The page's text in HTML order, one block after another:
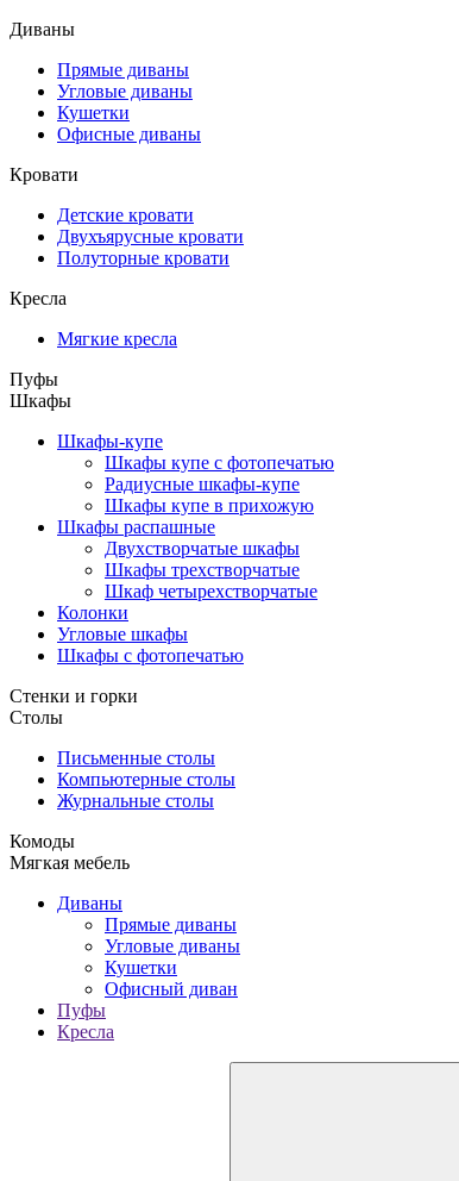
Диваны
Прямые диваны
Угловые диваны
Кушетки
Офисные диваны
Кровати
Детские кровати
Двухъярусные кровати
Полуторные кровати
Кресла
Мягкие кресла
Пуфы
Шкафы
Шкафы-купе
Шкафы купе с фотопечатью
Радиусные шкафы-купе
Шкафы купе в прихожую
Шкафы распашные
Двухстворчатые шкафы
Шкафы трехстворчатые
Шкаф четырехстворчатые
Колонки
Угловые шкафы
Шкафы с фотопечатью
Стенки и горки
Столы
Письменные столы
Компьютерные столы
Журнальные столы
Комоды
Мягкая мебель
Диваны
Прямые диваны
Угловые диваны
Кушетки
Офисный диван
Пуфы
Кресла